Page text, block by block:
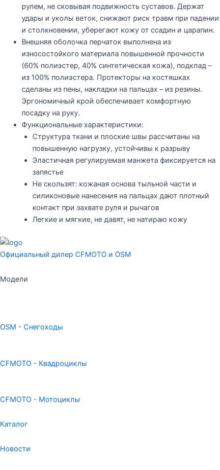
рулем, не сковывая подвижность суставов. Держат
удары и уколы веток, снижают риск травм при падении
и столкновении, уберегают кожу от ссадин и царапин.
Внешняя оболочка перчаток выполнена из
износостойкого материала повышенной прочности
(60% полиэстер, 40% синтетическая кожа), подклад –
из 100% полиэстера. Протекторы на костяшках
сделаны из пены, накладки на пальцах – из резины.
Эргономичный крой обеспечивает комфортную
посадку на руку.
Функциональные характеристики:
Структура ткани и плоские швы рассчитаны на
повышенную нагрузку, устойчивы к разрыву
Эластичная регулируемая манжета фиксируется на
запястье
Не скользят: кожаная основа тыльной части и
силиконовые нанесения на пальцах дают плотный
контакт при захвате руля и рычагов
Легкие и мягкие, не давят, не натираю кожу
Официальный дилер CFMOTO и OSM
Модели
OSM - Снегоходы
CFMOTO - Квадроциклы
CFMOTO - Мотоциклы
Каталог
Новости